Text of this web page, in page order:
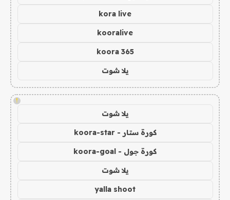
kora live
kooralive
koora 365
يلا شوت
!
يلا شوت
كورة ستار - koora-star
كورة جول - koora-goal
يلا شوت
yalla shoot